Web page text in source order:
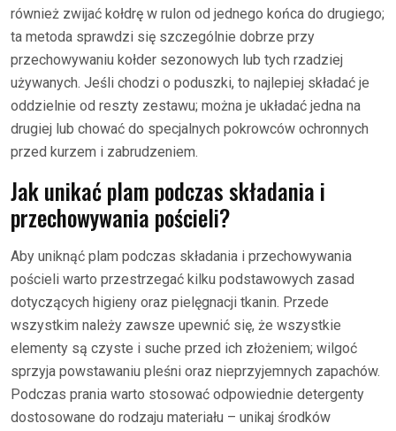
również zwijać kołdrę w rulon od jednego końca do drugiego;
ta metoda sprawdzi się szczególnie dobrze przy
przechowywaniu kołder sezonowych lub tych rzadziej
używanych. Jeśli chodzi o poduszki, to najlepiej składać je
oddzielnie od reszty zestawu; można je układać jedna na
drugiej lub chować do specjalnych pokrowców ochronnych
przed kurzem i zabrudzeniem.
Jak unikać plam podczas składania i
przechowywania pościeli?
Aby uniknąć plam podczas składania i przechowywania
pościeli warto przestrzegać kilku podstawowych zasad
dotyczących higieny oraz pielęgnacji tkanin. Przede
wszystkim należy zawsze upewnić się, że wszystkie
elementy są czyste i suche przed ich złożeniem; wilgoć
sprzyja powstawaniu pleśni oraz nieprzyjemnych zapachów.
Podczas prania warto stosować odpowiednie detergenty
dostosowane do rodzaju materiału – unikaj środków